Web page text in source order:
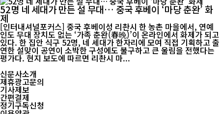
52명 네 세대가 만든 설 무대… 중국 후베이 ‘마당 춘완’ 화
제
[인터내셔널포커스] 중국 후베이성 리촨시 한 농촌 마을에서, 연예
인도 무대 장치도 없는 ‘가족 춘완(春晚)’이 온라인에서 화제가 되고
있다. 한 집안 식구 52명, 네 세대가 한자리에 모여 직접 기획하고 출
연한 설맞이 공연이 소박한 구성에도 불구하고 큰 울림을 전했다는
평가다. 현지 보도에 따르면 리촨시 마...
신문사소개
제휴광고문의
기사제보
간편결제
정기구독신청